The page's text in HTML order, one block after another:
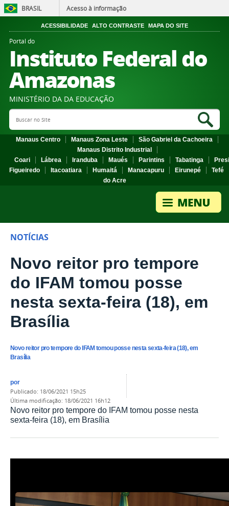
BRASIL Acesso à informação
ACESSIBILIDADE ALTO CONTRASTE MAPA DO SITE
Portal do
Instituto Federal do
Amazonas
MINISTÉRIO DA DA EDUCAÇÃO
Search Site
Manaus Centro Manaus Zona Leste
São Gabriel da Cachoeira
Manaus Distrito Industrial
Coari
Lábrea Iranduba Maués Parintins Tabatinga
Figueiredo
Itacoatiara Humaitá Manacapuru Eirunepé
Tefé
do Acre
NOTÍCIAS
Novo reitor pro tempore
do IFAM tomou posse
nesta sexta-feira (18), em
Brasília
Novo reitor pro tempore do IFAM tomou posse nesta sexta-feira (18), em
Brasília
por
publicado: 18/06/2021 15h25
última modificação: 18/06/2021 16h12
Novo reitor pro tempore do IFAM tomou posse nesta
sexta-feira (18), em Brasília